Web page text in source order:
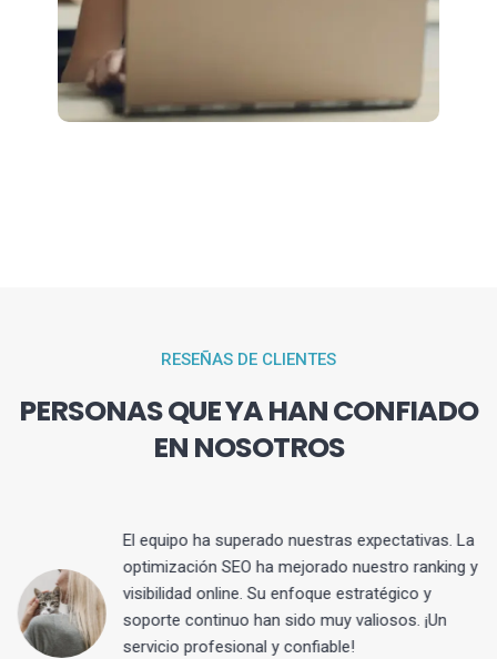
RESEÑAS DE CLIENTES
PERSONAS QUE YA HAN CONFIADO
EN NOSOTROS
El equipo ha superado nuestras expectativas. La
optimización SEO ha mejorado nuestro ranking y
visibilidad online. Su enfoque estratégico y
soporte continuo han sido muy valiosos. ¡Un
servicio profesional y confiable!